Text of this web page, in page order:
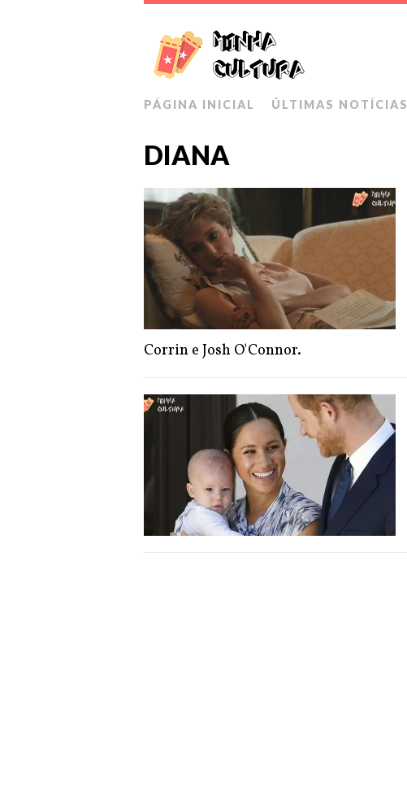
PÁGINA INICIAL ÚLTIMAS NOTÍCIAS
DIANA
Corrin e Josh O'Connor.